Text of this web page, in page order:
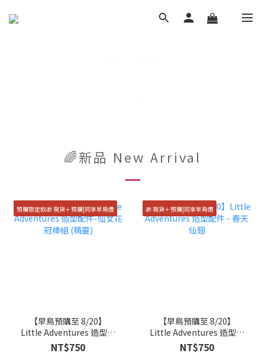
🌈新品 New Arrival
預購限定款🎁 現貨＋預購|同享早鳥價
【早鳥預購至 8/20】
Little Adventures 造型配
件-仙女花冠棒組 (精靈)
NT$750
🎁 現貨＋預購|同享早鳥價
【早鳥預購至 8/20】
Little Adventures 造型配
件 - 春天仙翅
NT$750